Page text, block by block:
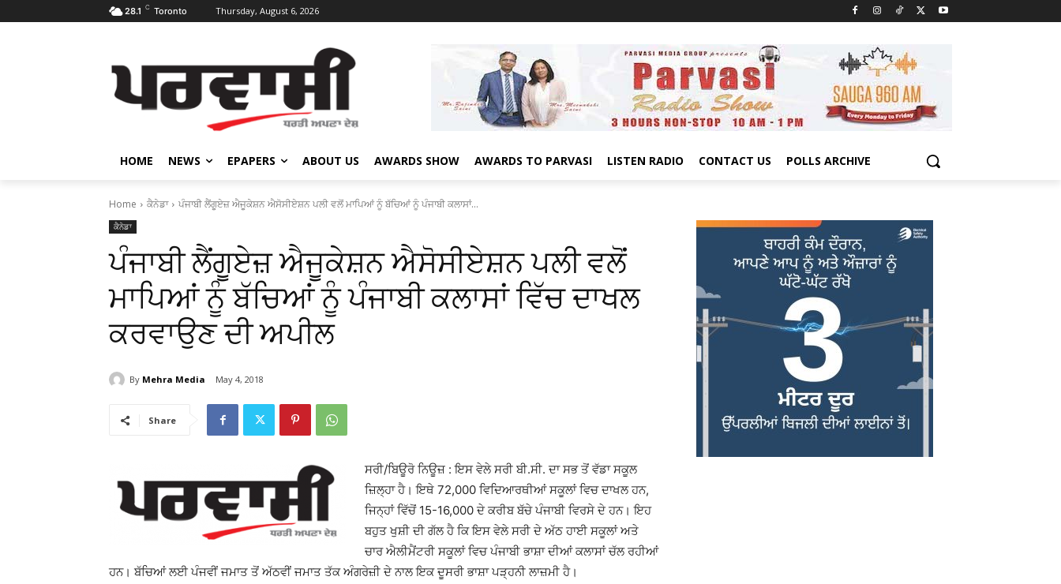
28.1 C Toronto Thursday, August 6, 2026
HOME NEWS EPAPERS ABOUT US AWARDS SHOW AWARDS TO PARVASI LISTEN RADIO CONTACT US POLLS ARCHIVE
Home ਕੈਨੇਡਾ ਪੰਜਾਬੀ ਲੈਂਗੂਏਜ਼ ਐਜੂਕੇਸ਼ਨ ਐਸੋਸੀਏਸ਼ਨ ਪਲੀ ਵਲੋਂ ਮਾਪਿਆਂ ਨੂੰ ਬੱਚਿਆਂ ਨੂੰ ਪੰਜਾਬੀ ਕਲਾਸਾਂ...
ਕੈਨੇਡਾ
ਪੰਜਾਬੀ ਲੈਂਗੂਏਜ਼ ਐਜੂਕੇਸ਼ਨ ਐਸੋਸੀਏਸ਼ਨ ਪਲੀ ਵਲੋਂ
ਮਾਪਿਆਂ ਨੂੰ ਬੱਚਿਆਂ ਨੂੰ ਪੰਜਾਬੀ ਕਲਾਸਾਂ ਵਿੱਚ ਦਾਖਲ
ਕਰਵਾਉਣ ਦੀ ਅਪੀਲ
By Mehra Media May 4, 2018
Share
ਸਰੀ/ਬਿਊਰੋ ਨਿਊਜ਼ : ਇਸ ਵੇਲੇ ਸਰੀ ਬੀ.ਸੀ. ਦਾ ਸਭ ਤੋਂ ਵੱਡਾ ਸਕੂਲ
ਜ਼ਿਲ੍ਹਾ ਹੈ। ਇਥੇ 72,000 ਵਿਦਿਆਰਥੀਆਂ ਸਕੂਲਾਂ ਵਿਚ ਦਾਖਲ ਹਨ,
ਜਿਨ੍ਹਾਂ ਵਿੱਚੋਂ 15-16,000 ਦੇ ਕਰੀਬ ਬੱਚੇ ਪੰਜਾਬੀ ਵਿਰਸੇ ਦੇ ਹਨ। ਇਹ
ਬਹੁਤ ਖੁਸ਼ੀ ਦੀ ਗੱਲ ਹੈ ਕਿ ਇਸ ਵੇਲੇ ਸਰੀ ਦੇ ਅੱਠ ਹਾਈ ਸਕੂਲਾਂ ਅਤੇ
ਚਾਰ ਐਲੀਮੈਂਟਰੀ ਸਕੂਲਾਂ ਵਿਚ ਪੰਜਾਬੀ ਭਾਸ਼ਾ ਦੀਆਂ ਕਲਾਸਾਂ ਚੱਲ ਰਹੀਆਂ
ਹਨ। ਬੱਚਿਆਂ ਲਈ ਪੰਜਵੀਂ ਜਮਾਤ ਤੋਂ ਅੱਠਵੀਂ ਜਮਾਤ ਤੱਕ ਅੰਗਰੇਜ਼ੀ ਦੇ ਨਾਲ ਇਕ ਦੂਸਰੀ ਭਾਸ਼ਾ ਪੜ੍ਹਨੀ ਲਾਜ਼ਮੀ ਹੈ।